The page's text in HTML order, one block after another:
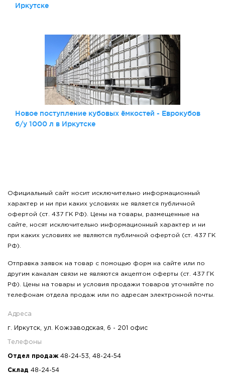
Иркутске
Новое поступление кубовых ёмкостей - Еврокубов
б/у 1000 л в Иркутске
Официальный сайт носит исключительно информационный
характер и ни при каких условиях не является публичной
офертой (ст. 437 ГК РФ). Цены на товары, размещенные на
сайте, носят исключительно информационный характер и ни
при каких условиях не являются публичной офертой (ст. 437 ГК
РФ).
Отправка заявок на товар с помощью форм на сайте или по
другим каналам связи не являются акцептом оферты (ст. 437 ГК
РФ). Цены на товары и условия продажи товаров уточняйте по
телефонам отдела продаж или по адресам электронной почты.
Адреса
г. Иркутск, ул. Кожзаводская, 6 - 201 офис
Телефоны
Отдел продаж 48-24-53, 48-24-54
Склад 48-24-54